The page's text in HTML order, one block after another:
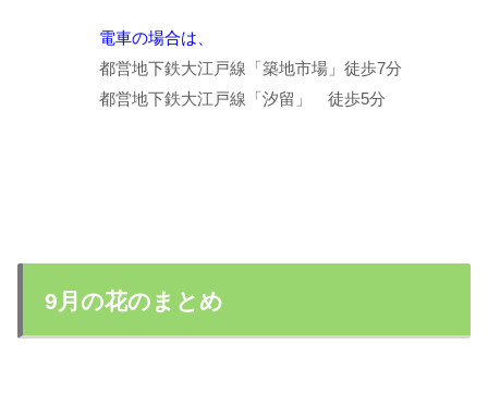
電車の場合は、
都営地下鉄大江戸線「築地市場」徒歩7分
都営地下鉄大江戸線「汐留」 徒歩5分
9月の花のまとめ